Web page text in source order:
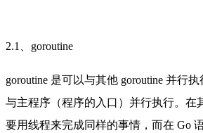
2.1、goroutine
goroutine 是可以与其他 goroutine 并行
与主程序（程序的入口）并行执行。在
要用线程来完成同样的事情，而在 Go